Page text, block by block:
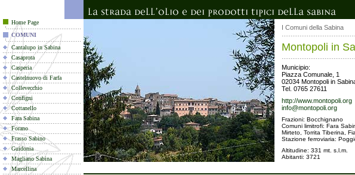
Home Page
COMUNI
Cantalupo in Sabina
Casaprota
Casperia
Castelnuovo di Farfa
Collevecchio
Configni
Cottanello
Fara Sabina
Forano
Frasso Sabino
Guidonia
Magliano Sabina
Marcellina
I Comuni della Sabina
Montopoli in
Municipio:
Piazza Comunale, 1
02034 Montopoli in
Tel. 0765 27611
http://www.montopoli.org
info@montopoli.org
Frazioni: Bocchignano
Comuni limitrofi: Fara
Mirteto, Torrita Tiberina,
Stazione ferroviaria:
Altitudine: 331 mt. s.l.m.
Abitanti: 3721